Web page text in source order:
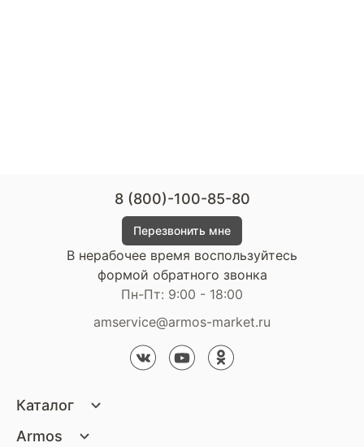
Каталог
Armos
8 (800)-100-85-80
Перезвонить мне
В нерабочее время воспользуйтесь
формой обратного звонка
Пн-Пт: 9:00 - 18:00
amservice@armos-market.ru